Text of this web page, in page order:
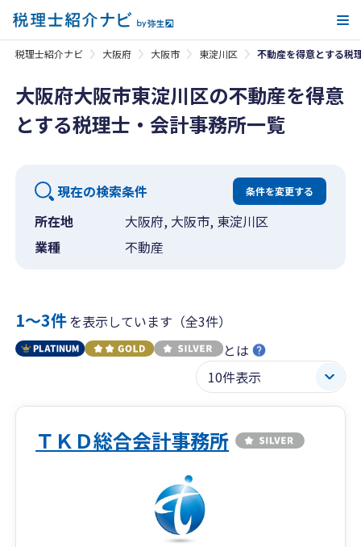
税理士紹介ナビ 大阪府 大阪市 東淀川区 不動産を得意とする税
大阪府大阪市東淀川区の不動産を得意
とする税理士・会計事務所一覧
現在の検索条件 条件を変更する
所在地
大阪府, 大阪市, 東淀川区
業種
不動産
1〜3件を表示しています（全3件）
とは
ＴＫＤ総合会計事務所